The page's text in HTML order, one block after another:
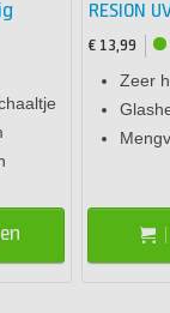
RESION
€ 13,99
Zeer